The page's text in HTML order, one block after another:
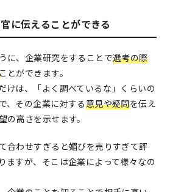
に伝えることができる
に、企業研究をすることで選考の際
とができます。
けは、「よく調べているな」くらいの
、その企業に対する意見や疑問を伝え
の高さを示せます。
合わせすぎると媚びを売りすぎて評
ますが、そこは企業によって様々なの